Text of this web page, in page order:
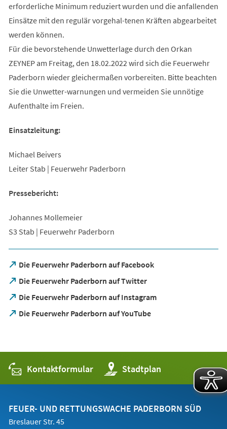
erforderliche Minimum reduziert wurden und die anfallenden
Einsätze mit den regulär vorgehal-tenen Kräften abgearbeitet
werden können.
Für die bevorstehende Unwetterlage durch den Orkan
ZEYNEP am Freitag, den 18.02.2022 wird sich die Feuerwehr
Paderborn wieder gleichermaßen vorbereiten. Bitte beachten
Sie die Unwetter-warnungen und vermeiden Sie unnötige
Aufenthalte im Freien.
Einsatzleitung:
Michael Beivers
Leiter Stab | Feuerwehr Paderborn
Pressebericht:
Johannes Mollemeier
S3 Stab | Feuerwehr Paderborn
Die Feuerwehr Paderborn auf Facebook
(Öffnet
einem
neuen
Die Feuerwehr Paderborn auf Twitter
(Öffnet
einem
neuen
Die Feuerwehr Paderborn auf Instagram
(Öffnet
einemDie Feuerwehr Paderborn auf YouTube
(Öffnet
Tab)
Kontaktformular Stadtplan
(Öffnet
in
einem
Tab)
FEUER- UND RETTUNGSWACHE PADERBORN SÜD
Breslauer Str. 45